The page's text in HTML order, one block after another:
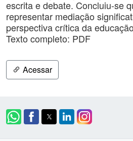
escrita e debate. Concluiu-se
representar mediação
perspectiva crítica da
Texto completo: PDF
Acessar